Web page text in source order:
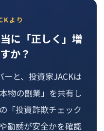
より
に「正しく」増
か？
ーと、投資家JACKは
物の副業」を共有し
「投資詐欺チェック
勧誘が安全かを確認